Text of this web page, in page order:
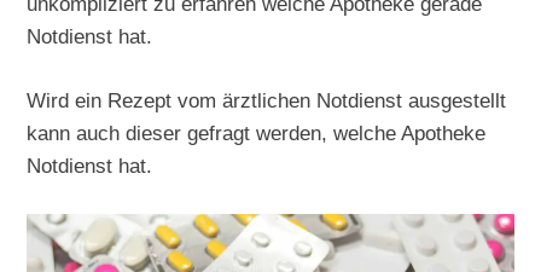
Notdienst hat.
Wird ein Rezept vom ärztlichen Notdienst ausgestellt
kann auch dieser gefragt werden, welche Apotheke
Notdienst hat.